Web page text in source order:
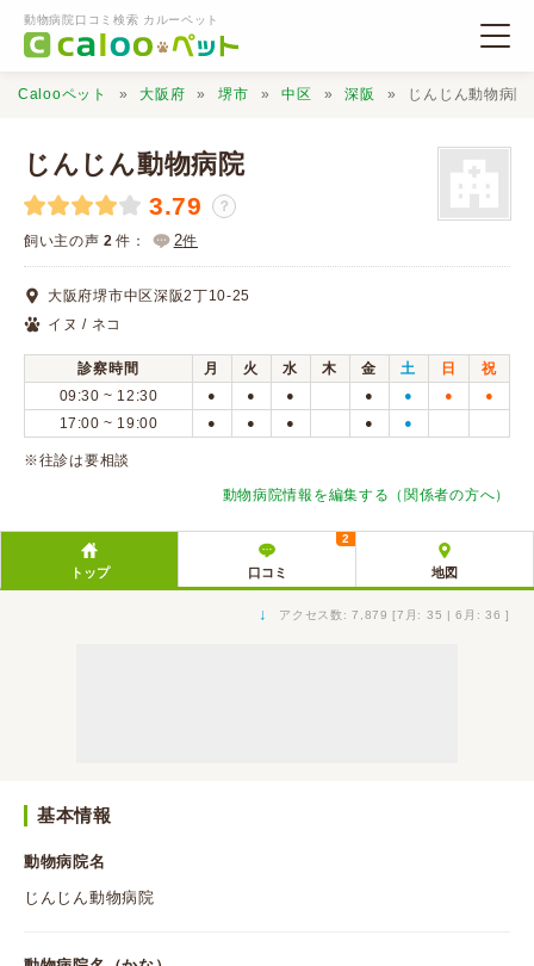
動物病院口コミ検索 カルーペット
動物病院検索
口コミ検索
Calooペットとは？
口コミ投稿
Calooペット 大阪府 堺市 中区 深阪 じんじん動物病院
じんじん動物病院
3.79 ？
飼い主の声 2 件： 2件
大阪府堺市中区深阪2丁10-25
イヌ / ネコ
診察時間 月 火 水 木 金 土 日
祝
09:30 ~ 12:30
● ● ● ● ● ● ●
17:00 ~ 19:00 ● ● ● ● ●
※往診は要相談
動物病院情報を編集する（関係者の方へ）
トップ 口コミ
2
地図
↓ アクセス数: 7,879 [7月: 35 | 6月: 36 ]
基本情報
動物病院名
じんじん動物病院